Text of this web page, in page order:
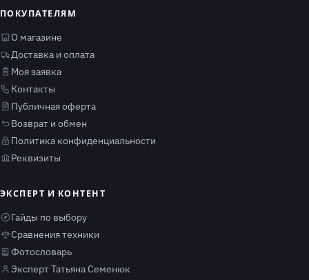
ПОКУПАТЕЛЯМ
О магазине
Доставка и оплата
Моя заявка
Контакты
Публичная оферта
Возврат и обмен
Политика конфиденциальности
Реквизиты
ЭКСПЕРТ И КОНТЕНТ
Гайды по выбору
Сравнения техники
Фотословарь
Эксперт Татьяна Семенюк